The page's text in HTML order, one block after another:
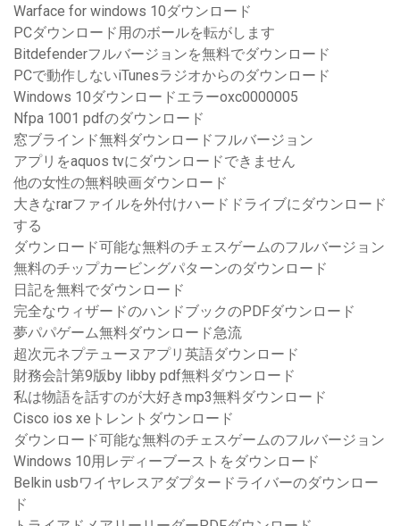
Warface for windows 10ダウンロード
PCダウンロード用のボールを転がします
Bitdefenderフルバージョンを無料でダウンロード
PCで動作しないiTunesラジオからのダウンロード
Windows 10ダウンロードエラーoxc0000005
Nfpa 1001 pdfのダウンロード
窓ブラインド無料ダウンロードフルバージョン
アプリをaquos tvにダウンロードできません
他の女性の無料映画ダウンロード
大きなrarファイルを外付けハードドライブにダウンロード
する
ダウンロード可能な無料のチェスゲームのフルバージョン
無料のチップカービングパターンのダウンロード
日記を無料でダウンロード
完全なウィザードのハンドブックのPDFダウンロード
夢パパゲーム無料ダウンロード急流
超次元ネプテューヌアプリ英語ダウンロード
財務会計第9版by libby pdf無料ダウンロード
私は物語を話すのが大好きmp3無料ダウンロード
Cisco ios xeトレントダウンロード
ダウンロード可能な無料のチェスゲームのフルバージョン
Windows 10用レディーブーストをダウンロード
Belkin usbワイヤレスアダプタードライバーのダウンロー
ド